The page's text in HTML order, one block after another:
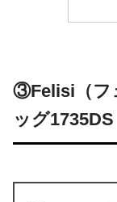
③Felisi（フ
ッグ1735DS